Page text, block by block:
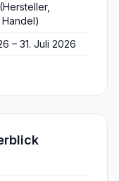
– 31. Juli 2026